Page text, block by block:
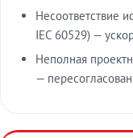
Несоответствие
IEC 60529) —
Неполная
—